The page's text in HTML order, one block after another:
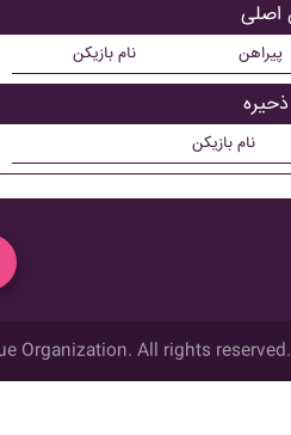
نام بازیکن پیراهن
نام بازیکن
Organization. All rights reserved.